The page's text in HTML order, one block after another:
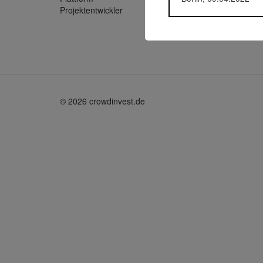
Projektentwickler
© 2026 crowdinvest.de